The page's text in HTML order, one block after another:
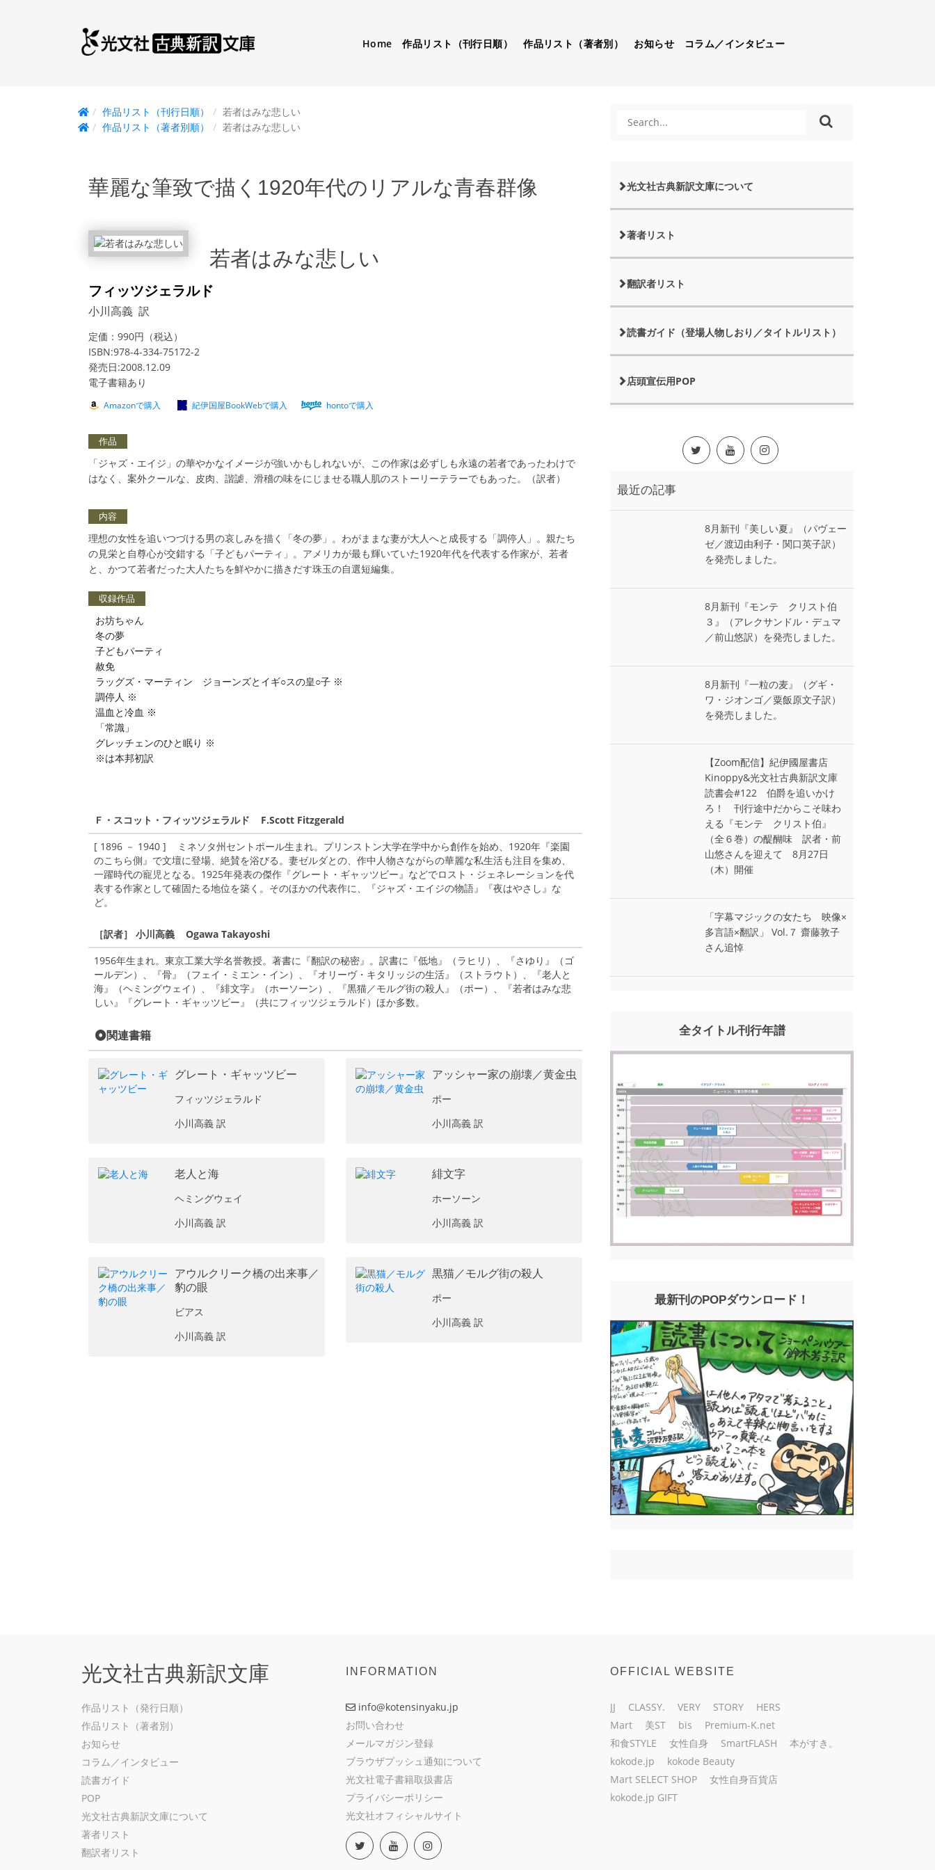
Home 作品リスト（刊行日順） 作品リスト（著者別） お知らせ コラム／インタビュー
作品リスト（刊行日順）
若者はみな悲しい
作品リスト（著者別順）
若者はみな悲しい
華麗な筆致で描く1920年代のリアルな青春群像
若者はみな悲しい
フィッツジェラルド
小川高義 訳
定価：990円（税込）
ISBN:978-4-334-75172-2
発売日:2008.12.09
電子書籍あり
Amazonで購入 紀伊国屋BookWebで購入 hontoで購入
作品
「ジャズ・エイジ」の華やかなイメージが強いかもしれないが、この作家は必ずしも永遠の若者であったわけで
はなく、案外クールな、皮肉、諧謔、滑稽の味をにじませる職人肌のストーリーテラーでもあった。（訳者）
内容
理想の女性を追いつづける男の哀しみを描く「冬の夢」。わがままな妻が大人へと成長する「調停人」。親たち
の見栄と自尊心が交錯する「子どもパーティ」。アメリカが最も輝いていた1920年代を代表する作家が、若者
と、かつて若者だった大人たちを鮮やかに描きだす珠玉の自選短編集。
収録作品
お坊ちゃん
冬の夢
子どもパーティ
赦免
ラッグズ・マーティン゠ジョーンズとイギ○スの皇○子 ※
調停人 ※
温血と冷血 ※
「常識」
グレッチェンのひと眠り ※
※は本邦初訳
Ｆ・スコット・フィッツジェラルド F.Scott Fitzgerald
[ 1896 － 1940 ] ミネソタ州セントポール生まれ。プリンストン大学在学中から創作を始め、1920年『楽園
のこちら側』で文壇に登場、絶賛を浴びる。妻ゼルダとの、作中人物さながらの華麗な私生活も注目を集め、
一躍時代の寵児となる。1925年発表の傑作『グレート・ギャッツビー』などでロスト・ジェネレーションを代
表する作家として確固たる地位を築く。そのほかの代表作に、『ジャズ・エイジの物語』『夜はやさし』な
ど。
［訳者］ 小川高義 Ogawa Takayoshi
1956年生まれ。東京工業大学名誉教授。著書に『翻訳の秘密』。訳書に『低地』（ラヒリ）、『さゆり』（ゴ
ールデン）、『骨』（フェイ・ミエン・イン）、『オリーヴ・キタリッジの生活』（ストラウト）、『老人と
海』（ヘミングウェイ）、『緋文字』（ホーソーン）、『黒猫／モルグ街の殺人』（ポー）、『若者はみな悲
しい』『グレート・ギャッツビー』（共にフィッツジェラルド）ほか多数。
関連書籍
グレート・ギャッツビー
フィッツジェラルド
小川高義 訳
アッシャー家の崩壊／黄金虫
ポー
小川高義 訳
老人と海
ヘミングウェイ
小川高義 訳
緋文字
ホーソーン
小川高義 訳
アウルクリーク橋の出来事／
豹の眼
ビアス
小川高義 訳
黒猫／モルグ街の殺人
ポー
小川高義 訳
光文社古典新訳文庫について
著者リスト
翻訳者リスト
読書ガイド（登場人物しおり／タイトルリスト）
店頭宣伝用POP
最近の記事
8月新刊『美しい夏』（パヴェー
ゼ／渡辺由利子・関口英子訳）
を発売しました。
8月新刊『モンテ゠クリスト伯
３』（アレクサンドル・デュマ
／前山悠訳）を発売しました。
8月新刊『一粒の麦』（グギ・
ワ・ジオンゴ／粟飯原文子訳）
を発売しました。
【Zoom配信】紀伊國屋書店
Kinoppy&光文社古典新訳文庫
読書会#122 伯爵を追いかけ
ろ！ 刊行途中だからこそ味わ
える『モンテ゠クリスト伯』
（全６巻）の醍醐味 訳者・前
山悠さんを迎えて 8月27日
（木）開催
「字幕マジックの女たち 映像×
多言語×翻訳」 Vol.７ 齋藤敦子
さん追悼
全タイトル刊行年譜
最新刊のPOPダウンロード！
光文社古典新訳文庫
作品リスト（発行日順）
作品リスト（著者別）
お知らせ
コラム／インタビュー
読書ガイド
POP
光文社古典新訳文庫について
著者リスト
翻訳者リスト
INFORMATION
info@kotensinyaku.jp
お問い合わせ
メールマガジン登録
ブラウザプッシュ通知について
光文社電子書籍取扱書店
プライバシーポリシー
光文社オフィシャルサイト
OFFICIAL WEBSITE
JJ CLASSY. VERY STORY
HERS
Mart
美ST bis
Premium-K.net
和食STYLE
女性自身 SmartFLASH
本がすき。
kokode.jp
kokode Beauty
Mart SELECT SHOP
女性自身百貨店
kokode.jp GIFT